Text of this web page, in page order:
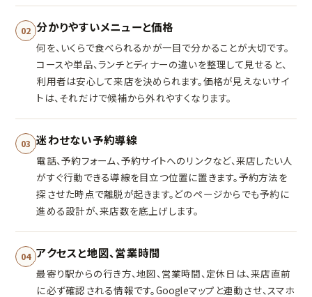
02 分かりやすいメニューと価格
何を、いくらで食べられるかが一目で分かることが大切です。
コースや単品、ランチとディナーの違いを整理して見せると、
利用者は安心して来店を決められます。価格が見えないサイ
トは、それだけで候補から外れやすくなります。
03 迷わせない予約導線
電話、予約フォーム、予約サイトへのリンクなど、来店したい人
がすぐ行動できる導線を目立つ位置に置きます。予約方法を
探させた時点で離脱が起きます。どのページからでも予約に
進める設計が、来店数を底上げします。
04 アクセスと地図、営業時間
最寄り駅からの行き方、地図、営業時間、定休日は、来店直前
に必ず確認される情報です。Googleマップと連動させ、スマホ